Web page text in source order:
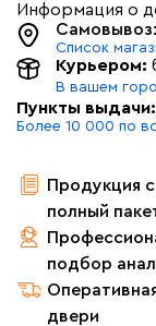
Информация о
Самовывоз:
Список
Курьером:
В вашем
Пункты выдачи:
Более 10 000 по
Продукция
полный
подбор
двери